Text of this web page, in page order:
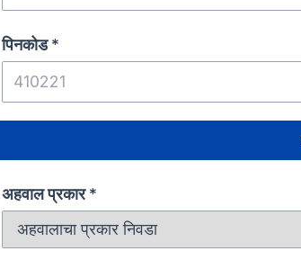
पिनकोड*
अहवाल प्रकार*